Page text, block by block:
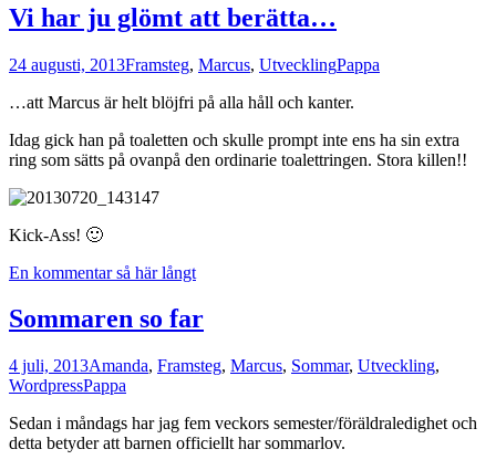
Vi har ju glömt att berätta…
24 augusti, 2013Framsteg, Marcus, UtvecklingPappa
…att Marcus är helt blöjfri på alla håll och kanter.
Idag gick han på toaletten och skulle prompt inte ens ha sin extra
ring som sätts på ovanpå den ordinarie toalettringen. Stora killen!!
Kick-Ass! 🙂
En kommentar så här långt
Sommaren so far
4 juli, 2013Amanda, Framsteg, Marcus, Sommar, Utveckling,
WordpressPappa
Sedan i måndags har jag fem veckors semester/föräldraledighet och
detta betyder att barnen officiellt har sommarlov.